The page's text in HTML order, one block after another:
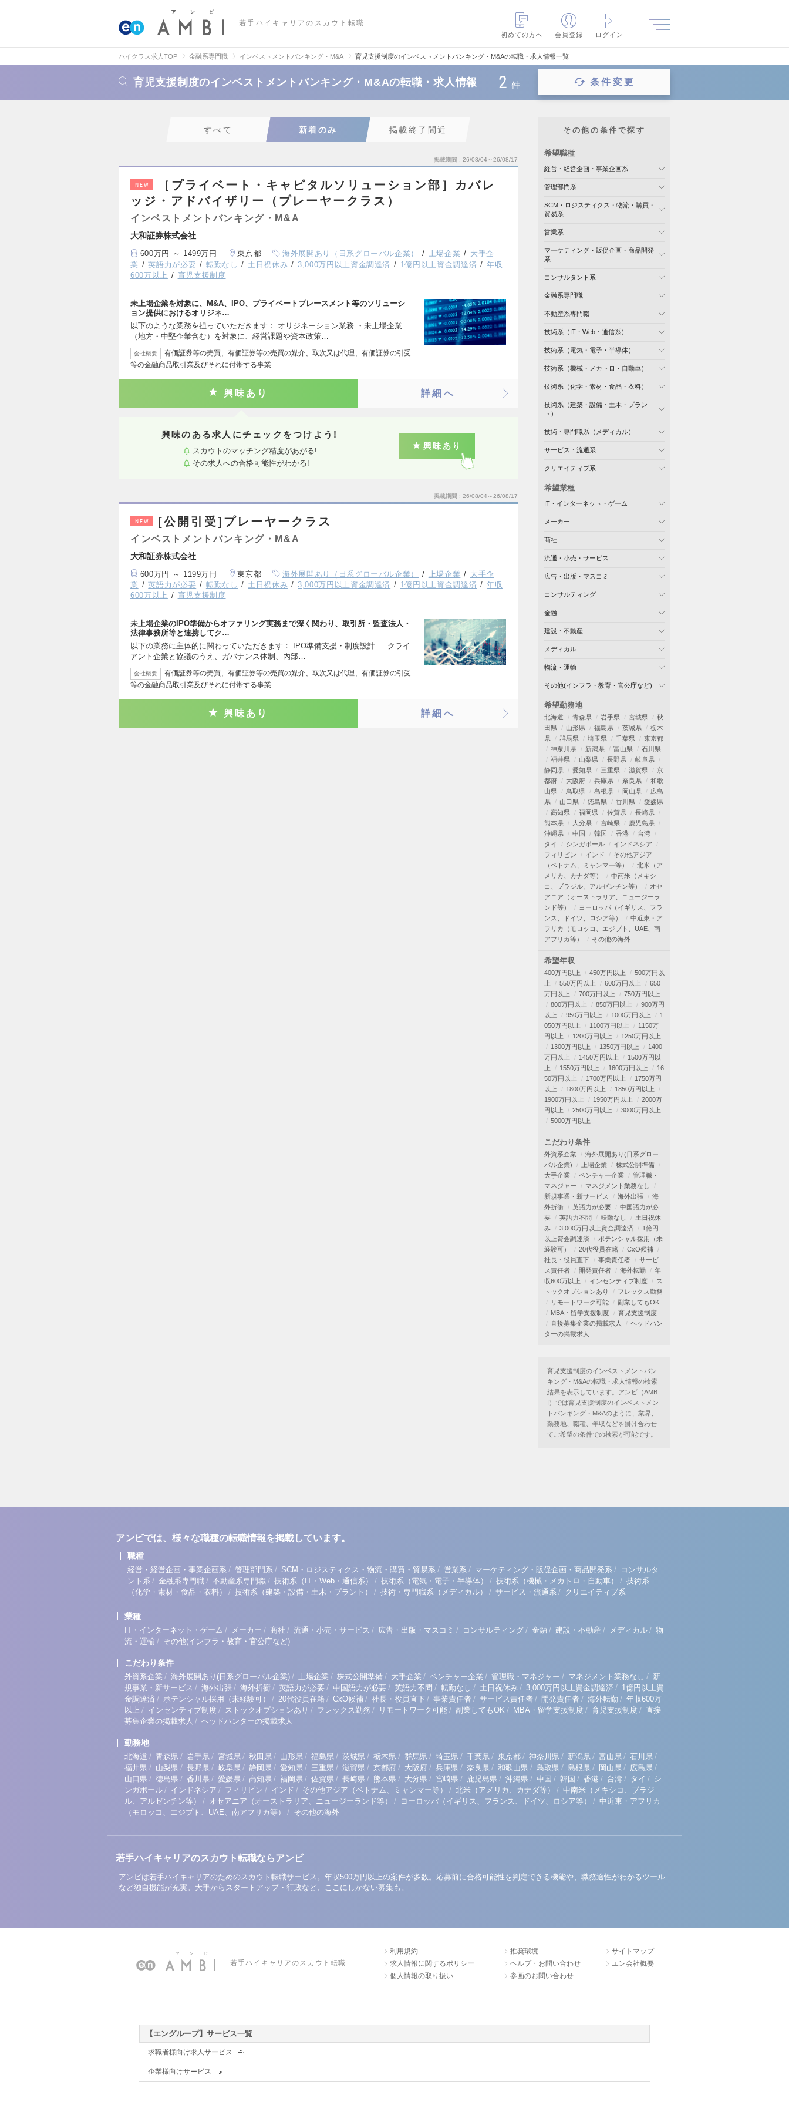
若手ハイキャリアのスカウト転職
初めての方へ
会員登録 ログイン
ハイクラス求人TOP 金融系専門職 インベストメントバンキング・M&A 育児支援制度のインベストメントバンキング・M&Aの転職・求人情報一覧
育児支援制度のインベストメントバンキング・M&Aの転職・求人情報 2 件 条件変更
すべて 新着のみ 掲載終了間近
掲載期間 26/08/04～26/08/17
NEW
［プライベート・キャピタルソリューション部］カバレ
ッジ・アドバイザリー（プレーヤークラス）
インベストメントバンキング・M&A
大和証券株式会社
600万円 ～ 1499万円 東京都 海外展開あり（日系グローバル企業） 上場企業
大手企
業
英語力が必要 転勤なし 土日祝休み 3,000万円以上資金調達済 1億円以上資金調達済
年収
600万以上
育児支援制度
未上場企業を対象に、M&A、IPO、プライベートプレースメント等のソリューシ
ョン提供におけるオリジネ…
以下のような業務を担っていただきます： オリジネーション業務 ・未上場企業
（地方・中堅企業含む）を対象に、経営課題や資本政策…
会社概要
有価証券等の売買、有価証券等の売買の媒介、取次又は代理、有価証券の引受
等の金融商品取引業及びそれに付帯する事業
興味あり 詳細へ
興味のある求人にチェックをつけよう!
スカウトのマッチング精度があがる!
その求人への合格可能性がわかる!
興味あり
掲載期間 26/08/04～26/08/17
NEW [公開引受]プレーヤークラス
インベストメントバンキング・M&A
大和証券株式会社
600万円 ～ 1199万円 東京都 海外展開あり（日系グローバル企業） 上場企業
大手企
業
英語力が必要 転勤なし 土日祝休み 3,000万円以上資金調達済 1億円以上資金調達済
年収
600万以上
育児支援制度
未上場企業のIPO準備からオファリング実務まで深く関わり、取引所・監査法人・
法律事務所等と連携してク…
以下の業務に主体的に関わっていただきます： IPO準備支援・制度設計 クライ
アント企業と協議のうえ、ガバナンス体制、内部…
会社概要
有価証券等の売買、有価証券等の売買の媒介、取次又は代理、有価証券の引受
等の金融商品取引業及びそれに付帯する事業
興味あり 詳細へ
その他の条件で探す
希望職種
経営・経営企画・事業企画系
管理部門系
SCM・ロジスティクス・物流・購買・
貿易系
営業系
マーケティング・販促企画・商品開発
系
コンサルタント系
金融系専門職
不動産系専門職
技術系（IT・Web・通信系）
技術系（電気・電子・半導体）
技術系（機械・メカトロ・自動車）
技術系（化学・素材・食品・衣料）
技術系（建築・設備・土木・プラン
ト）
技術・専門職系（メディカル）
サービス・流通系
クリエイティブ系
希望業種
IT・インターネット・ゲーム
メーカー
商社
流通・小売・サービス
広告・出版・マスコミ
コンサルティング
金融
建設・不動産
メディカル
物流・運輸
その他(インフラ・教育・官公庁など)
希望勤務地
北海道 青森県 岩手県 宮城県
秋
田県
山形県 福島県 茨城県
栃木
県
群馬県 埼玉県 千葉県
東京都
神奈川県
新潟県 富山県
石川県
福井県
山梨県 長野県
岐阜県
静岡県
愛知県 三重県 滋賀県
京
都府
大阪府 兵庫県 奈良県
和歌
山県
鳥取県 島根県 岡山県
広島
県
山口県 徳島県 香川県
愛媛県
高知県
福岡県 佐賀県
長崎県
熊本県
大分県 宮崎県
鹿児島県
沖縄県
中国 韓国 香港
台湾
タイ
シンガポール
インドネシア
フィリピン
インド
その他アジア
（ベトナム、ミャンマー等）
北米（ア
メリカ、カナダ等）
中南米（メキシ
コ、ブラジル、アルゼンチン等）
オセ
アニア（オーストラリア、ニュージーラ
ンド等）
ヨーロッパ（イギリス、フラ
ンス、ドイツ、ロシア等）
中近東・ア
フリカ（モロッコ、エジプト、UAE、南
アフリカ等）
その他の海外
希望年収
400万円以上 450万円以上
500万円以
上
550万円以上 600万円以上
650
万円以上
700万円以上
750万円以上
800万円以上
850万円以上
900万円
以上
950万円以上 1000万円以上
1
050万円以上
1100万円以上
1150万
円以上
1200万円以上
1250万円以上
1300万円以上
1350万円以上
1400
万円以上
1450万円以上
1500万円以
上
1550万円以上 1600万円以上
16
50万円以上
1700万円以上
1750万円
以上
1800万円以上
1850万円以上
1900万円以上
1950万円以上
2000万
円以上
2500万円以上
3000万円以上
5000万円以上
こだわり条件
外資系企業
海外展開あり(日系グロー
バル企業)
上場企業
株式公開準備
大手企業
ベンチャー企業
管理職・
マネジャー
マネジメント業務なし
新規事業・新サービス
海外出張
海
外折衝
英語力が必要
中国語力が必
要
英語力不問 転勤なし
土日祝休
み
3,000万円以上資金調達済
1億円
以上資金調達済
ポテンシャル採用（未
経験可）
20代役員在籍
CxO候補
社長・役員直下
事業責任者
サービ
ス責任者
開発責任者 海外転勤
年
収600万以上
インセンティブ制度
ス
トックオプションあり
フレックス勤務
リモートワーク可能
副業してもOK
MBA・留学支援制度
育児支援制度
直接募集企業の掲載求人
ヘッドハン
ターの掲載求人
育児支援制度のインベストメントバン
キング・M&Aの転職・求人情報の検索
結果を表示しています。アンビ（AMB
I）では育児支援制度のインベストメン
トバンキング・M&Aのように、業界、
勤務地、職種、年収などを掛け合わせ
てご希望の条件での検索が可能です。
アンビでは、様々な職種の転職情報を掲載しています。
職種
経営・経営企画・事業企画系 / 管理部門系 / SCM・ロジスティクス・物流・購買・貿易系 / 営業系 / マーケティング・販促企画・商品開発系 / コンサルタ
ント系 / 金融系専門職 / 不動産系専門職 / 技術系（IT・Web・通信系） / 技術系（電気・電子・半導体） / 技術系（機械・メカトロ・自動車） / 技術系
（化学・素材・食品・衣料）
/ 技術系（建築・設備・土木・プラント） / 技術・専門職系（メディカル） / サービス・流通系 / クリエイティブ系
業種
IT・インターネット・ゲーム / メーカー / 商社 / 流通・小売・サービス / 広告・出版・マスコミ / コンサルティング / 金融 / 建設・不動産 / メディカル / 物
流・運輸 / その他(インフラ・教育・官公庁など)
こだわり条件
外資系企業 / 海外展開あり(日系グローバル企業) / 上場企業 / 株式公開準備 / 大手企業 / ベンチャー企業 / 管理職・マネジャー / マネジメント業務なし / 新
規事業・新サービス / 海外出張 / 海外折衝 / 英語力が必要 / 中国語力が必要 / 英語力不問 / 転勤なし / 土日祝休み / 3,000万円以上資金調達済 / 1億円以上資
金調達済 / ポテンシャル採用（未経験可） / 20代役員在籍 / CxO候補 / 社長・役員直下 / 事業責任者 / サービス責任者 / 開発責任者 / 海外転勤 / 年収600万
以上 / インセンティブ制度 / ストックオプションあり / フレックス勤務 / リモートワーク可能 / 副業してもOK / MBA・留学支援制度 / 育児支援制度 / 直接
募集企業の掲載求人 / ヘッドハンターの掲載求人
勤務地
北海道 / 青森県 / 岩手県 / 宮城県 / 秋田県 / 山形県 / 福島県 / 茨城県 / 栃木県 / 群馬県 / 埼玉県 / 千葉県 / 東京都 / 神奈川県 / 新潟県 / 富山県 / 石川県 /
福井県 / 山梨県 / 長野県 / 岐阜県 / 静岡県 / 愛知県 / 三重県 / 滋賀県 / 京都府 / 大阪府 / 兵庫県 / 奈良県 / 和歌山県 / 鳥取県 / 島根県 / 岡山県 / 広島県 /
山口県 / 徳島県 / 香川県 / 愛媛県 / 高知県 / 福岡県 / 佐賀県 / 長崎県 / 熊本県 / 大分県 / 宮崎県 / 鹿児島県 / 沖縄県 / 中国 / 韓国 / 香港 / 台湾 / タイ / シ
ンガポール / インドネシア / フィリピン / インド / その他アジア（ベトナム、ミャンマー等） / 北米（アメリカ、カナダ等） / 中南米（メキシコ、ブラジ
ル、アルゼンチン等）
/ オセアニア（オーストラリア、ニュージーランド等） / ヨーロッパ（イギリス、フランス、ドイツ、ロシア等） / 中近東・アフリカ
（モロッコ、エジプト、UAE、南アフリカ等）
/ その他の海外
若手ハイキャリアのスカウト転職ならアンビ
アンビは若手ハイキャリアのためのスカウト転職サービス。年収500万円以上の案件が多数。応募前に合格可能性を判定できる機能や、職務適性がわかるツール
など独自機能が充実。大手からスタートアップ・行政など、ここにしかない募集も。
若手ハイキャリアのスカウト転職
利用規約
求人情報に関するポリシー
個人情報の取り扱い
推奨環境
ヘルプ・お問い合わせ
参画のお問い合わせ
サイトマップ
エン会社概要
【エングループ】サービス一覧
求職者様向け求人サービス
企業様向けサービス